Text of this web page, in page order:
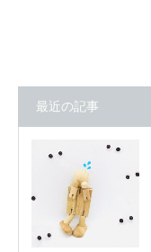
最近の記事